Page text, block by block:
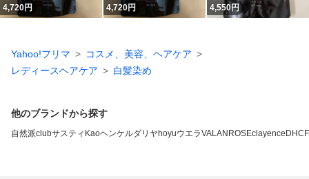
4,720円 4,720円 4,550円
Yahoo!フリマ
コスメ、美容、ヘアケア
レディースヘアケア
白髪染め
他のブランドから探す
自然派clubサスティ Kaoヘンケルダリヤ hoyuウエラVALANROSEclayence DHC